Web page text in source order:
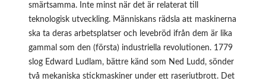
smärtsamma. Inte minst när det är relaterat till
teknologisk utveckling. Människans rädsla att maskinerna
ska ta deras arbetsplatser och levebröd ifrån dem är lika
gammal som den (första) industriella revolutionen. 1779
slog Edward Ludlam, bättre känd som Ned Ludd, sönder
två mekaniska stickmaskiner under ett raseriutbrott. Det